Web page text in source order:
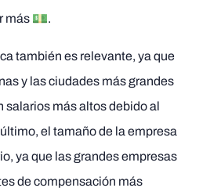
más 💵.
también es relevante, ya que
y las ciudades más grandes
salarios más altos debido al
el tamaño de la empresa
ya que las grandes empresas
de compensación más